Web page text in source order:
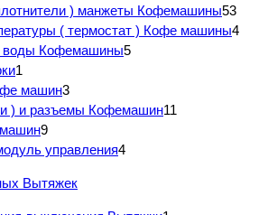
) манжеты Кофемашины53
( термостат ) Кофе машины4
воды Кофемашины5
1
машин3
) и разъемы Кофемашин11
9
управления4
Вытяжек